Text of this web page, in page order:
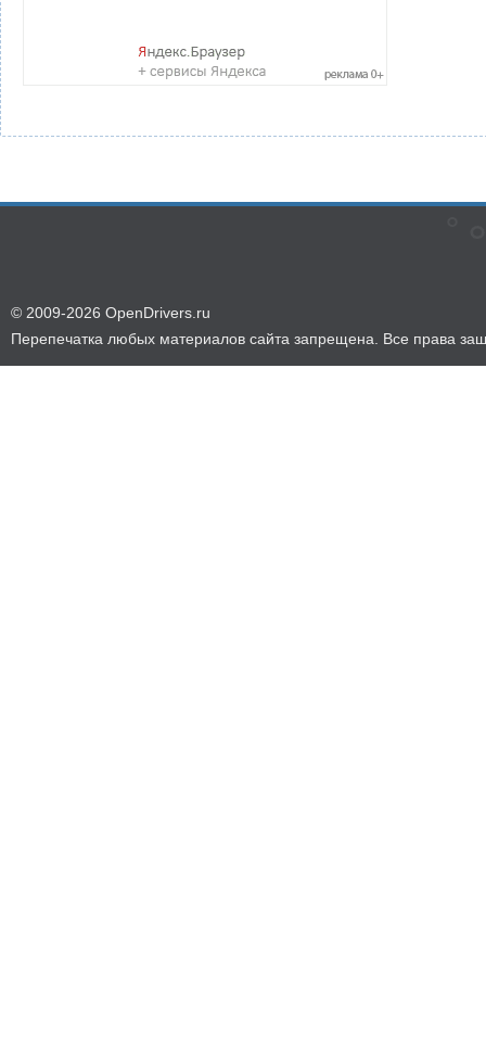
© 2009-2026 OpenDrivers.ru
Перепечатка любых материалов сайта запрещена. Все права